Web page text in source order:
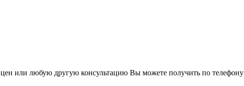
или любую другую консультацию Вы можете получить по телефону